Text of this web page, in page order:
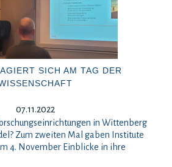
SICH AM TAG DER
07.11.2022
in Wittenberg
Zum zweiten Mal gaben Institute
4. November Einblicke in ihre